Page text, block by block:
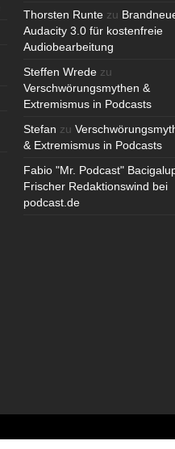
Thorsten Runte zu
Audacity 3.0 für kostenfreie
Audiobearbeitung
Steffen Wrede zu
Verschwörungsmythen &
Extremismus in Podcasts
Stefan zu
& Extremismus in Podcasts
Fabio "Mr. Podcast"
Frischer Redaktionswind bei
podcast.de